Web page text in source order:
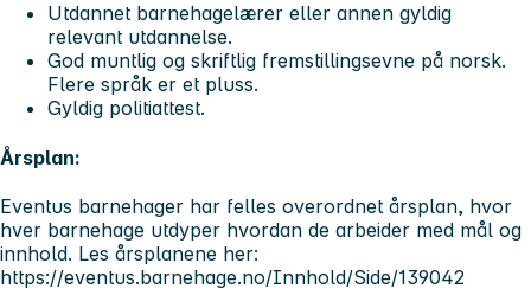
Utdannet barnehagelærer eller annen gyldig
relevant utdannelse.
God muntlig og skriftlig fremstillingsevne på norsk.
Flere språk er et pluss.
Gyldig politiattest.
Årsplan:
Eventus barnehager har felles overordnet årsplan, hvor
hver barnehage utdyper hvordan de arbeider med mål og
innhold. Les årsplanene her:
https://eventus.barnehage.no/Innhold/Side/139042